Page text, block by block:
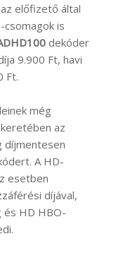
előfizető által
is
dekóder
9.900 Ft, havi
Ft.
még
az
díjmentesen
A HD-
esetben
díjával,
és HD HBO-